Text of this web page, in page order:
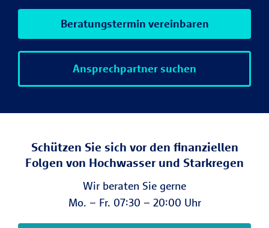
Beratungstermin vereinbaren
Ansprechpartner suchen
Schützen Sie sich vor den finanziellen
Folgen von Hochwasser und Starkregen
Wir beraten Sie gerne
Mo. – Fr. 07:30 – 20:00 Uhr